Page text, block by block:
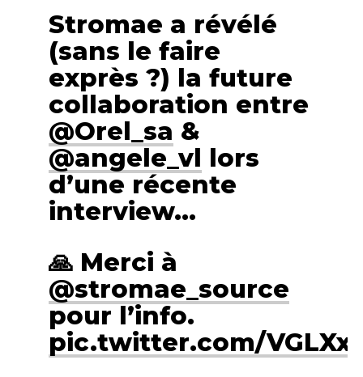
Stromae a révélé
(sans le faire
exprès ?) la future
collaboration entre
@Orel_sa &
@angele_vl lors
d’une récente
interview…
🙏 Merci à
@stromae_source
pour l’info.
pic.twitter.com/